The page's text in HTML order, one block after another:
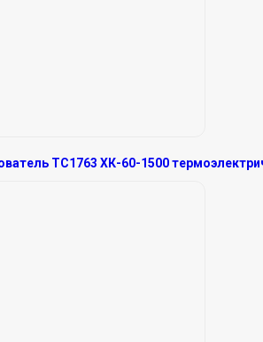
ТС1763 ХК-60-1500